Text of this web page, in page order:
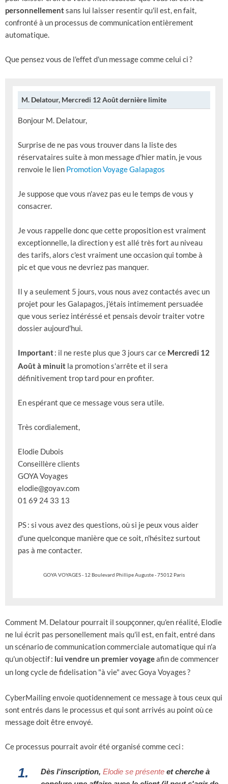
personnellementsans lui laisser resentir qu'il est, en fait,
confronté à un processus de communication entièrement
automatique.
Que pensez vous de l'effet d'un message comme celui ci?
M. Delatour, Mercredi 12 Août dernière limite
Bonjour M. Delatour,
Surprise de ne pas vous trouver dans la liste des
réservataires suite à mon message d'hier matin, je vous
renvoie le lien Promotion Voyage Galapagos
Je suppose que vous n'avez pas eu le temps de vous y
consacrer.
Je vous rappelle donc que cette proposition est vraiment
exceptionnelle, la direction y est allé très fort au niveau
des tarifs, alors c'est vraiment une occasion qui tombe à
pic et que vous ne devriez pas manquer.
Il y a seulement 5 jours, vous nous avez contactés avec un
projet pour les Galapagos, j'étais intimement persuadée
que vous seriez intéréssé et pensais devoir traiter votre
dossier aujourd'hui.
Important: il ne reste plus que 3 jours car ce Mercredi 12
Août à minuit la promotion s'arrête et il sera
définitivement trop tard pour en profiter.
En espérant que ce message vous sera utile.
Très cordialement,
Elodie Dubois
Conseillère clients
GOYA Voyages
elodie@goyav.com
01 69 24 33 13
PS: si vous avez des questions, où si je peux vous aider
d'une quelconque manière que ce soit, n'hésitez surtout
pas à me contacter.
GOYA VOYAGES - 12 Boulevard Phillipe Auguste - 75012 Paris
Comment M. Delatour pourrait il soupçonner, qu'en réalité, Elodie
ne lui écrit pas personellement mais qu'il est, en fait, entré dans
un scénario de communication commerciale automatique qui n'a
qu'un objectif: lui vendre un premier voyageafin de commencer
un long cycle de fidelisation "à vie" avec Goya Voyages?
CyberMailing envoie quotidennement ce message à tous ceux qui
sont entrés dans le processus et qui sont arrivés au point où ce
message doit être envoyé.
Ce processus pourrait avoir été organisé comme ceci :
1. Dès l'inscription, Elodie se présente et cherche à